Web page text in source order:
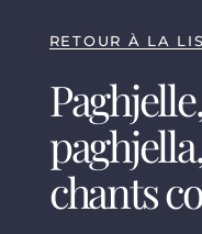
RETOUR À LA
chants